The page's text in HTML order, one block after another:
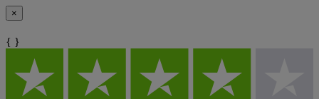
×
{ }